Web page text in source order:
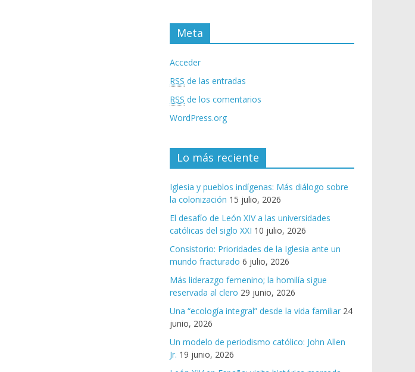
Meta
Acceder
RSS de las entradas
RSS de los comentarios
WordPress.org
Lo más reciente
Iglesia y pueblos indígenas: Más diálogo sobre
la colonización 15 julio, 2026
El desafío de León XIV a las universidades
católicas del siglo XXI 10 julio, 2026
Consistorio: Prioridades de la Iglesia ante un
mundo fracturado 6 julio, 2026
Más liderazgo femenino; la homilía sigue
reservada al clero 29 junio, 2026
Una “ecología integral” desde la vida familiar 24
junio, 2026
Un modelo de periodismo católico: John Allen
Jr. 19 junio, 2026